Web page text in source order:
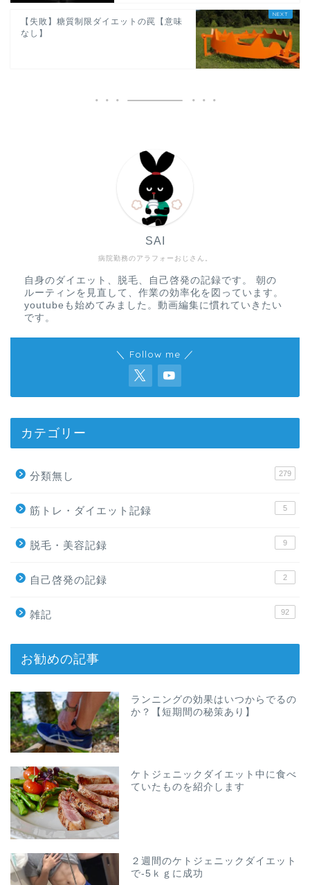
【失敗】糖質制限ダイエットの罠【意味
なし】
病院勤務のアラフォーおじさん。
SAI
自身のダイエット、脱毛、自己啓発の記録です。 朝の
ルーティンを見直して、作業の効率化を図っています。
youtubeも始めてみました。動画編集に慣れていきたい
です。
＼ Follow me ／
カテゴリー
分類無し 279
筋トレ・ダイエット記録 5
脱毛・美容記録 9
自己啓発の記録 2
雑記 92
お勧めの記事
ランニングの効果はいつからでるの
か？【短期間の秘策あり】
ケトジェニックダイエット中に食べ
ていたものを紹介します
２週間のケトジェニックダイエット
で-5ｋｇに成功